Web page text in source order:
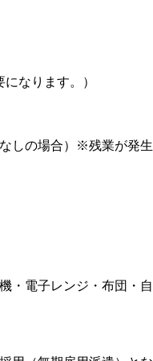
なります。）
しの場合）※残業が発
・電子レンジ・布団・